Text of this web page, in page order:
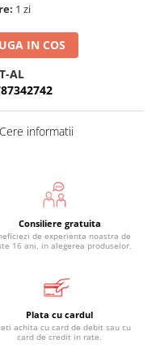
1 zi
IN COS
AL
informatii
Consiliere gratuita
de experienta noastra de
16 ani, in alegerea produselor.
Plata cu cardul
achita cu card de debit sau cu
card de credit in rate.